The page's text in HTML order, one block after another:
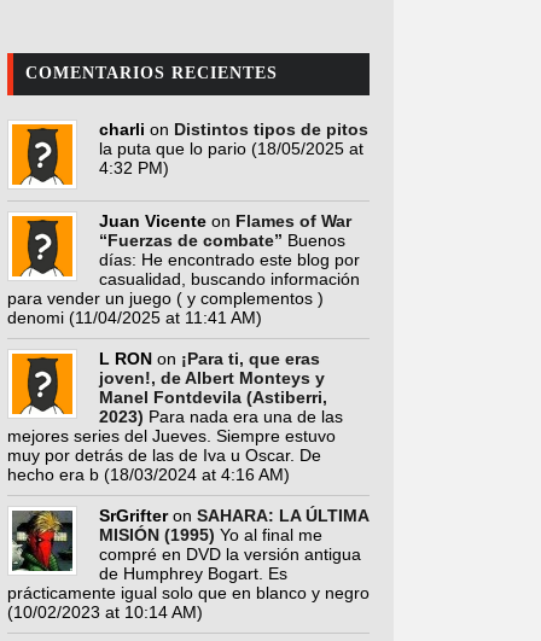
COMENTARIOS RECIENTES
charli on Distintos tipos de pitos
la puta que lo pario (18/05/2025 at
4:32 PM)
Juan Vicente on Flames of War
“Fuerzas de combate” Buenos
días: He encontrado este blog por
casualidad, buscando información
para vender un juego ( y complementos )
denomi (11/04/2025 at 11:41 AM)
L RON on ¡Para ti, que eras
joven!, de Albert Monteys y
Manel Fontdevila (Astiberri,
2023) Para nada era una de las
mejores series del Jueves. Siempre estuvo
muy por detrás de las de Iva u Oscar. De
hecho era b (18/03/2024 at 4:16 AM)
SrGrifteron SAHARA: LA ÚLTIMA
MISIÓN (1995) Yo al final me
compré en DVD la versión antigua
de Humphrey Bogart. Es
prácticamente igual solo que en blanco y negro
(10/02/2023 at 10:14 AM)